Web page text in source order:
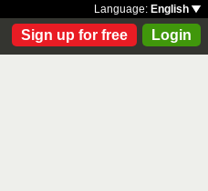
Language: English
Sign up for free Login